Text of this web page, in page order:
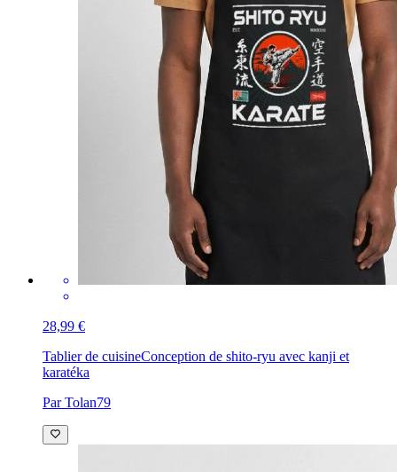
28,99 €
Tablier de cuisineConception de shito-ryu avec kanji et
karatéka
Par Tolan79